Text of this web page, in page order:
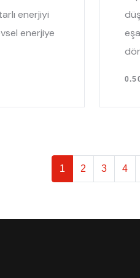
enerjiyi
enerjiye
1 2 3 4